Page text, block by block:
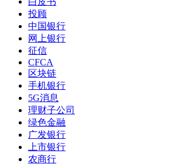
投顾
中国银行
网上银行
征信
CFCA
区块链
手机银行
5G消息
理财子公司
绿色金融
广发银行
上市银行
农商行